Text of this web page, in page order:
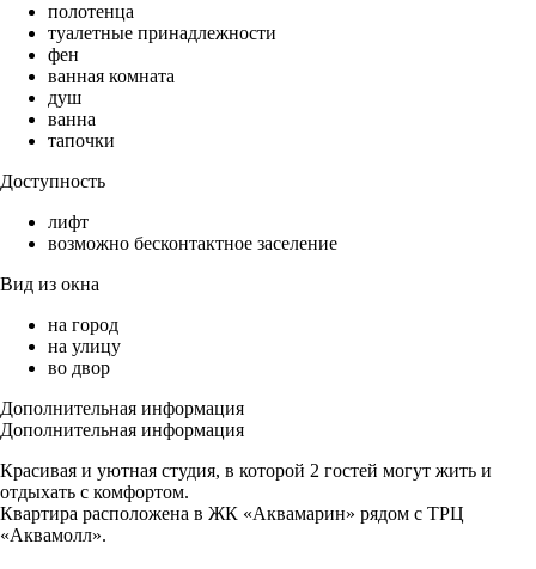
полотенца
туалетные принадлежности
фен
ванная комната
душ
ванна
тапочки
Доступность
лифт
возможно бесконтактное заселение
Вид из окна
на город
на улицу
во двор
Дополнительная информация
Дополнительная информация
Красивая и уютная студия, в которой 2 гостей могут жить и
отдыхать с комфортом.
Квартира расположена в ЖК «Аквамарин» рядом с ТРЦ
«Аквамолл».